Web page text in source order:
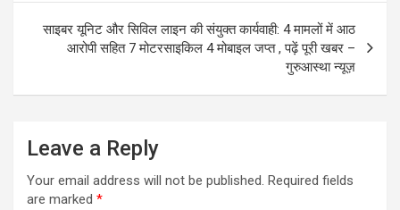
साइबर यूनिट और सिविल लाइन की संयुक्त कार्यवाही: 4 मामलों में आठ
आरोपी सहित 7 मोटरसाइकिल 4 मोबाइल जप्त , पढ़ें पूरी खबर –
गुरुआस्था न्यूज़
Leave a Reply
Your email address will not be published. Required fields
are marked *